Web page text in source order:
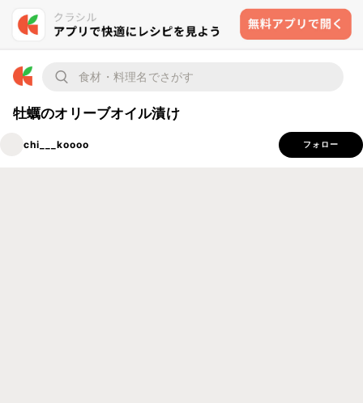
牡蠣のオリーブオイル漬け
chi___koooo フォロー